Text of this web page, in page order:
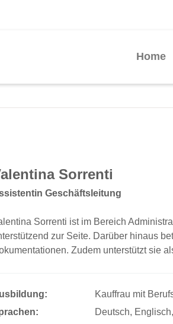
Home
Sorrenti
Geschäftsleitung
Sorrenti ist im Bereich
zur Seite. Darüber hinaus
Zudem unterstützt sie
Kauffrau mit
Deutsch,